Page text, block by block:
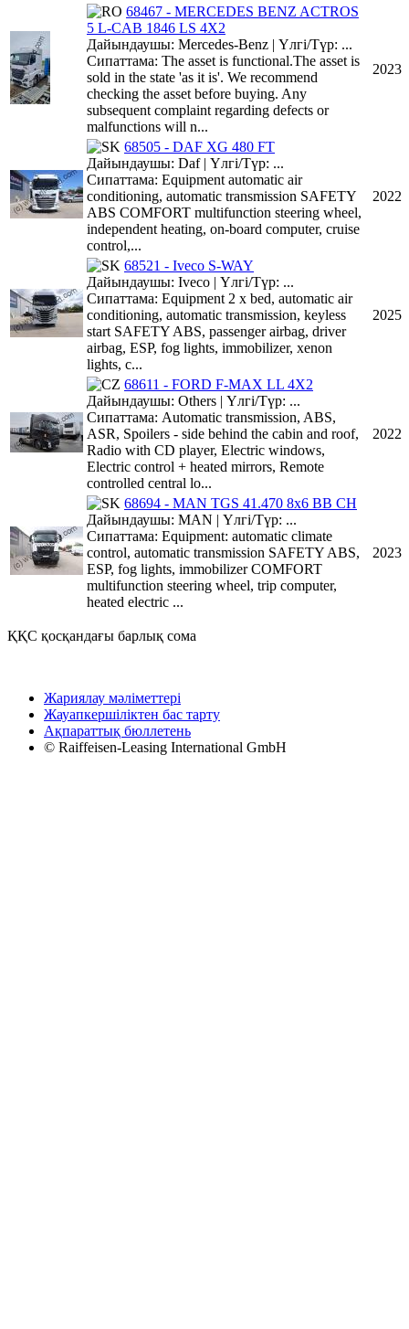
68467 - MERCEDES BENZ ACTROS
5 L-CAB 1846 LS 4X2
Дайындаушы: Mercedes-Benz | Үлгі/Түр: ...
Сипаттама: The asset is functional.The asset is
sold in the state 'as it is'. We recommend
checking the asset before buying. Any
subsequent complaint regarding defects or
malfunctions will n...
2023
68505 - DAF XG 480 FT
Дайындаушы: Daf | Үлгі/Түр: ...
Сипаттама: Equipment automatic air
conditioning, automatic transmission SAFETY
ABS COMFORT multifunction steering wheel,
independent heating, on-board computer, cruise
control,...
2022
68521 - Iveco S-WAY
Дайындаушы: Iveco | Үлгі/Түр: ...
Сипаттама: Equipment 2 x bed, automatic air
conditioning, automatic transmission, keyless
start SAFETY ABS, passenger airbag, driver
airbag, ESP, fog lights, immobilizer, xenon
lights, c...
2025
68611 - FORD F-MAX LL 4X2
Дайындаушы: Others | Үлгі/Түр: ...
Сипаттама: Automatic transmission, ABS,
ASR, Spoilers - side behind the cabin and roof,
Radio with CD player, Electric windows,
Electric control + heated mirrors, Remote
controlled central lo...
2022
68694 - MAN TGS 41.470 8x6 BB CH
Дайындаушы: MAN | Үлгі/Түр: ...
Сипаттама: Equipment: automatic climate
control, automatic transmission SAFETY ABS,
ESP, fog lights, immobilizer COMFORT
multifunction steering wheel, trip computer,
heated electric ...
2023
ҚҚС қосқандағы барлық сома
Жариялау мәліметтері
Жауапкершіліктен бас тарту
Ақпараттық бюллетень
© Raiffeisen-Leasing International GmbH